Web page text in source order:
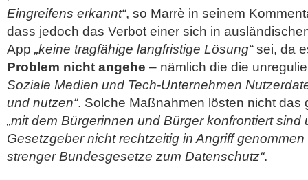
Eingreifens erkannt“, so Marrè in seinem
dass jedoch das Verbot einer sich in
App „keine tragfähige langfristige Lösung“sei, da
Problem nicht angehe – nämlich die die
Soziale Medien und Tech-Unternehmen
und nutzen“. Solche Maßnahmen lösten nicht das
„mit dem Bürgerinnen und Bürger konfrontiert sind
Gesetzgeber nicht rechtzeitig in Angriff
strenger Bundesgesetze zum Datenschutz“.